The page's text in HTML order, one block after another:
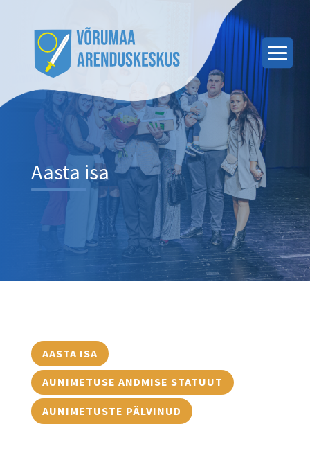
Aasta isa
AASTA ISA
AUNIMETUSE ANDMISE STATUUT
AUNIMETUSTE PÄLVINUD